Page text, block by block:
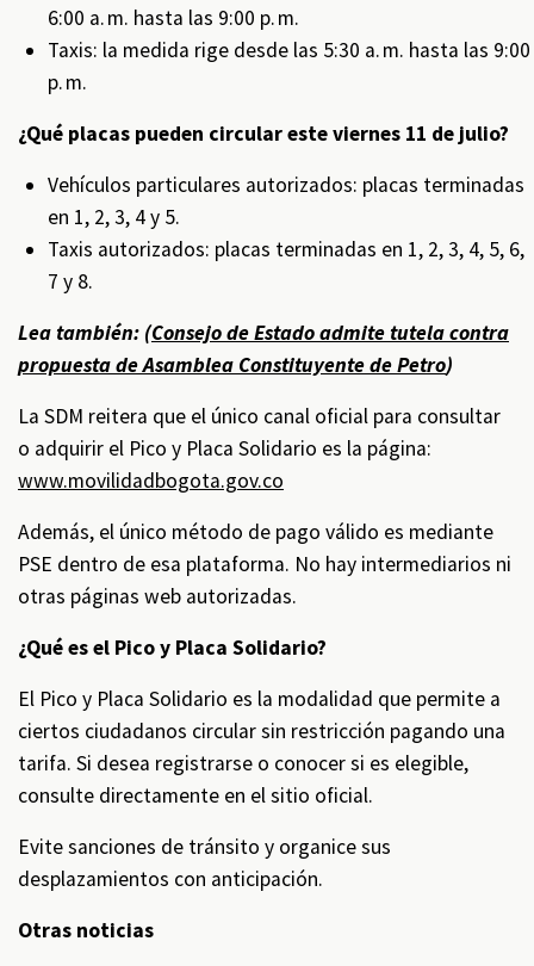
6:00 a. m. hasta las 9:00 p. m.
Taxis: la medida rige desde las 5:30 a. m. hasta las 9:00
p. m.
¿Qué placas pueden circular este viernes 11 de julio?
Vehículos particulares autorizados: placas terminadas
en 1, 2, 3, 4 y 5.
Taxis autorizados: placas terminadas en 1, 2, 3, 4, 5, 6,
7 y 8.
Lea también: (Consejo de Estado admite tutela contra
propuesta de Asamblea Constituyente de Petro)
La SDM reitera que el único canal oficial para consultar
o adquirir el Pico y Placa Solidario es la página:
www.movilidadbogota.gov.co
Además, el único método de pago válido es mediante
PSE dentro de esa plataforma. No hay intermediarios ni
otras páginas web autorizadas.
¿Qué es el Pico y Placa Solidario?
El Pico y Placa Solidario es la modalidad que permite a
ciertos ciudadanos circular sin restricción pagando una
tarifa. Si desea registrarse o conocer si es elegible,
consulte directamente en el sitio oficial.
Evite sanciones de tránsito y organice sus
desplazamientos con anticipación.
Otras noticias